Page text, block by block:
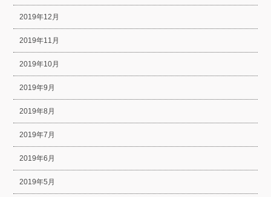
2019年12月
2019年11月
2019年10月
2019年9月
2019年8月
2019年7月
2019年6月
2019年5月